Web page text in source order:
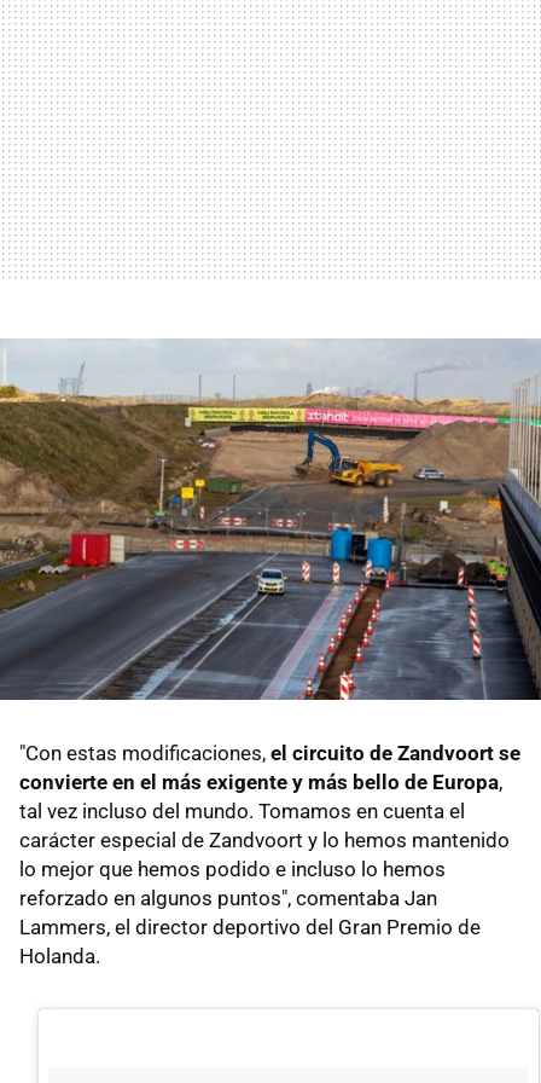
"Con estas modificaciones, el circuito de Zandvoort se
convierte en el más exigente y más bello de Europa,
tal vez incluso del mundo. Tomamos en cuenta el
carácter especial de Zandvoort y lo hemos mantenido
lo mejor que hemos podido e incluso lo hemos
reforzado en algunos puntos", comentaba Jan
Lammers, el director deportivo del Gran Premio de
Holanda.